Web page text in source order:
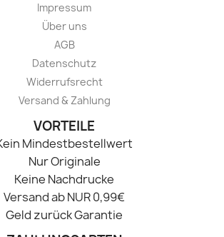
Impressum
Über uns
AGB
Datenschutz
Widerrufsrecht
Versand & Zahlung
VORTEILE
Mindestbestellwert
Nur Originale
Keine Nachdrucke
Versand ab NUR 0,99€
Geld zurück Garantie